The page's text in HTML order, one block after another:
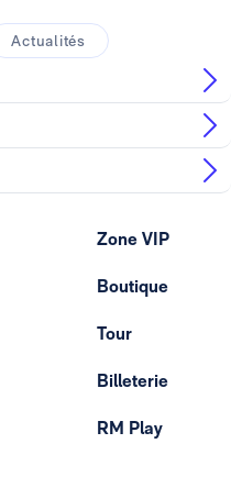
Actualités
Zone VIP
Boutique
Tour
Billeterie
RM Play